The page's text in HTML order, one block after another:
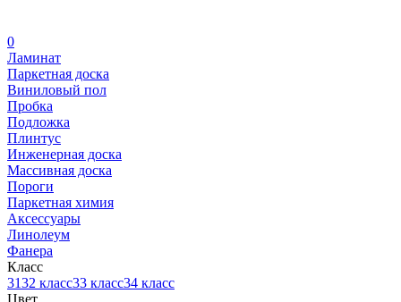
0
Ламинат
Паркетная доска
Виниловый пол
Пробка
Подложка
Плинтус
Инженерная доска
Массивная доска
Пороги
Паркетная химия
Аксессуары
Линолеум
Фанера
Класс
3132 класс33 класс34 класс
Цвет